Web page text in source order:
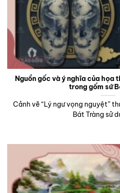
Nguồn gốc và ý nghĩa của họa
trong gốm sứ
Cảnh vẽ “Lý ngư vọng nguyệt”
Bát Tràng sử